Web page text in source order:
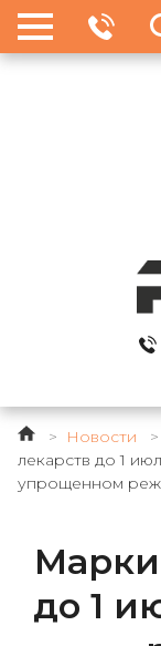
> Новости >
лекарств до 1
упрощенном
до 1